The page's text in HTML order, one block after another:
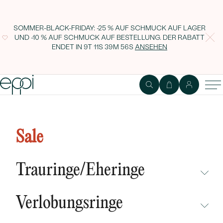
SOMMER-BLACK-FRIDAY: -25 % AUF SCHMUCK AUF LAGER
UND -10 % AUF SCHMUCK AUF BESTELLUNG. DER RABATT
ENDET IN9T 11S 39M 55S ANSEHEN
Sale
Trauringe/Eheringe
NEUHEITEN
Verlobungsringe
V-Form und breitem flachen Ring
Wade